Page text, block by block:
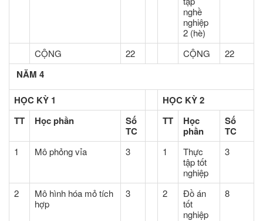
nghề
nghiệp
2 (hè)
CỘNG 22 CỘNG 22
NĂM 4
HỌC KỲ 1
HỌC KỲ 2
TT
Học phần
Số
TC
TT
Học
phần
Số
TC
1 Mô phỏng vỉa 3 1
Thực
tập tốt
nghiệp
3
2
Mô hình hóa mỏ tích
hợp
3 2
Đồ án
tốt
nghiệp
8